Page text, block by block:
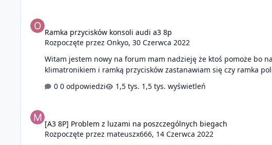
Ramka przycisków konsoli audi a3 8p
Rozpoczęte przezOnkyo,30 Czerwca 2022
Witam jestem nowy na forum mam nadzieję że ktoś pomoże bo
klimatronikiem i ramką przycisków zastanawiam się czy ramka
0 odpowiedzi
1,5 tys. wyświetleń
[A3 8P] Problem z luzami na poszczególnych biegach
Rozpoczęte przez mateuszx666, 14 Czerwca 2022